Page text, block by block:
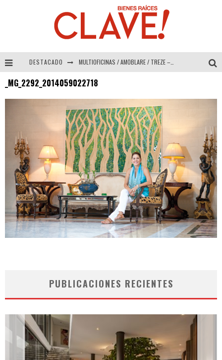
DESTACADO MULTIOFICINAS / AMOBLARE / TREZE – Especial Interiorismo & Decoración 2026
COLINEAL – Especial Interiorismo & Decoración 2026
_MG_2292_2014059022718
PUBLICACIONES RECIENTES